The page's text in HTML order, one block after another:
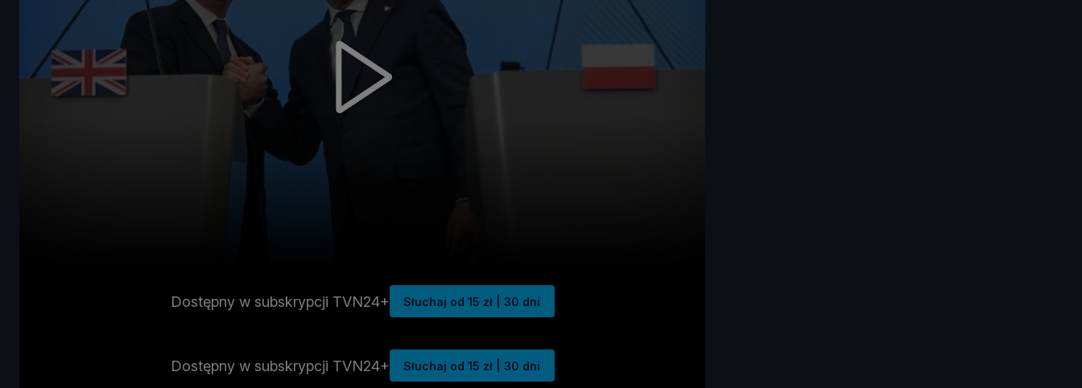
Dostępny w subskrypcji TVN24+ Słuchaj od 15 zł | 30 dni
Dostępny w subskrypcji TVN24+ Słuchaj od 15 zł | 30 dni